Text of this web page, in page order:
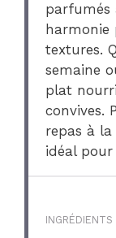
harmonie
textures.
semaine
plat
convives.
repas à
idéal
INGRÉDIENTS